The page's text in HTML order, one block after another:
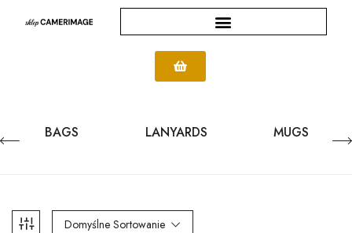
BAGS LANYARDS MUGS
Domyślne Sortowanie